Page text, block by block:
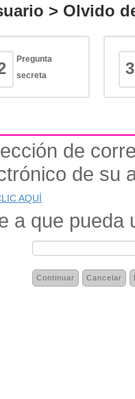
> Olvido
Pregunta
secreta
3
de
de su
AQUÍ
a que